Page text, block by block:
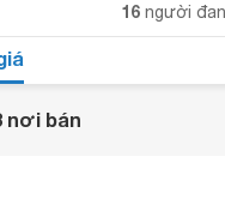
16 người
nơi bán